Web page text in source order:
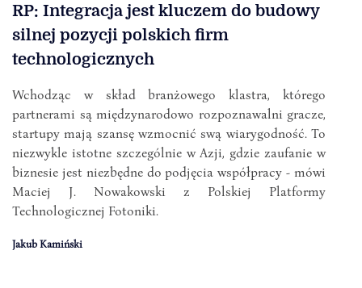
RP: Integracja jest kluczem do budowy
silnej pozycji polskich firm
technologicznych
Wchodząc w skład branżowego klastra, którego
partnerami są międzynarodowo rozpoznawalni gracze,
startupy mają szansę wzmocnić swą wiarygodność. To
niezwykle istotne szczególnie w Azji, gdzie zaufanie w
biznesie jest niezbędne do podjęcia współpracy - mówi
Maciej J. Nowakowski z Polskiej Platformy
Technologicznej Fotoniki.
Jakub Kamiński